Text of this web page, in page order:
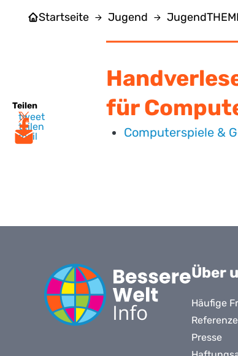
Teilen
tweet
teilen
mail
Startseite Jugend
für
Computerspiele &
Über
Häufige
Presse